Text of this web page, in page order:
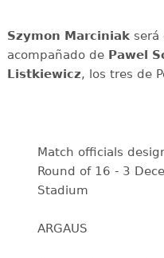
Szymon Marciniakserá
acompañado de Pawel
Listkiewicz, los tres de
Match officials
Round of 16 - 3
Stadium
ARGAUS